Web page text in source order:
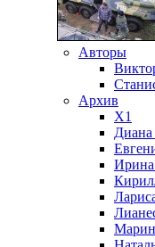
Авторы
Архив
X1
Диана
Ирина